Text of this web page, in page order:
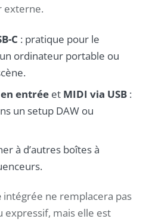
externe.
C : pratique pour le
ordinateur portable ou
entréeet MIDI via USB:
un setup DAW ou
à d’autres boîtes à
intégrée ne remplacera pas
expressif, mais elle est